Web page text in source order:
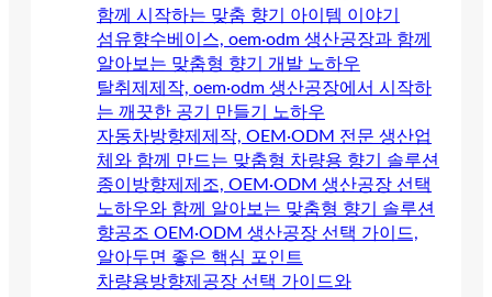
함께 시작하는 맞춤 향기 아이템 이야기
섬유향수베이스, oem·odm 생산공장과 함께
알아보는 맞춤형 향기 개발 노하우
탈취제제작, oem·odm 생산공장에서 시작하
는 깨끗한 공기 만들기 노하우
자동차방향제제작, OEM·ODM 전문 생산업
체와 함께 만드는 맞춤형 차량용 향기 솔루션
종이방향제제조, OEM·ODM 생산공장 선택
노하우와 함께 알아보는 맞춤형 향기 솔루션
향공조 OEM·ODM 생산공장 선택 가이드,
알아두면 좋은 핵심 포인트
차량용방향제공장 선택 가이드와